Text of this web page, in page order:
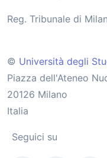
Reg. Tribunale di
© Università degli
Piazza dell'Ateneo
20126 Milano
Italia
Seguici su